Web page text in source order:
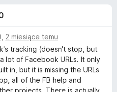
k
F
i
r
2 miesiące temu
tracking (doesn't stop, but
lot of Facebook URLs. It only
in, but it is missing the URLs
all of the FB help and
projects. There is actually